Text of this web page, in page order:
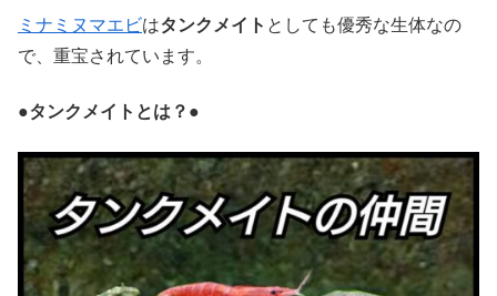
ミナミヌマエビはタンクメイト としても優秀な生体なの
で、重宝されています。
●タンクメイトとは？●